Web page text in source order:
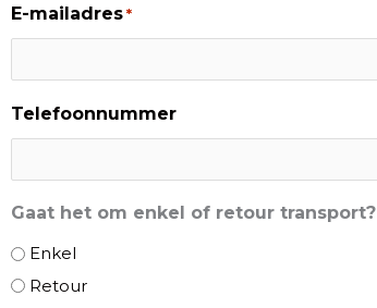
E-mailadres *
Telefoonnummer
Gaat het om enkel of retour transport?
Enkel
Retour